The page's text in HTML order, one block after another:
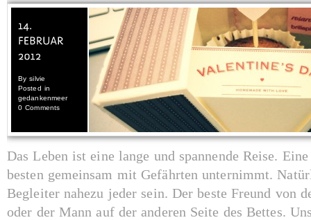
Bysilvie
Posted in
gedankenmeer
0 Comments
Das Leben ist eine lange und spannende Reise.
besten gemeinsam mit Gefährten unternimmt.
Begleiter nahezu jeder sein. Der beste Freund von
oder der Mann auf der anderen Seite des Bettes.